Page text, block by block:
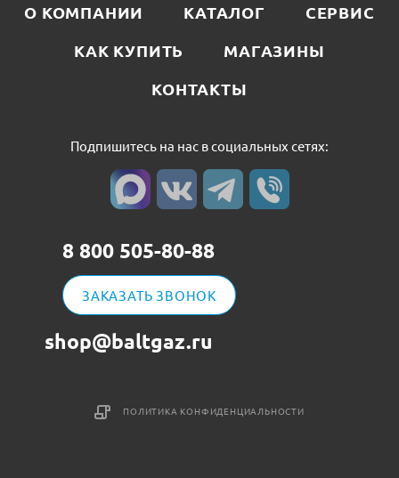
О КОМПАНИИ КАТАЛОГ
СЕРВИС
КАК КУПИТЬ
МАГАЗИНЫ
КОНТАКТЫ
Подпишитесь на нас в социальных сетях:
8 800 505-80-88
ЗАКАЗАТЬ ЗВОНОК
shop@baltgaz.ru
ПОЛИТИКА КОНФИДЕНЦИАЛЬНОСТИ